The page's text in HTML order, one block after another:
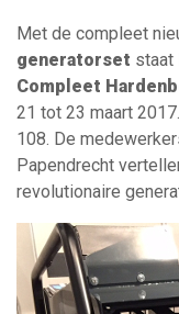
Met de compleet
generatorset staat
Compleet
21 tot 23 maart
108. De
Papendrecht
revolutionaire